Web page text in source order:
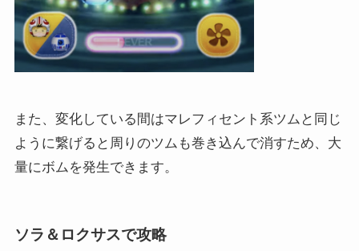
また、変化している間はマレフィセント系ツムと同じ
ように繋げると周りのツムも巻き込んで消すため、大
量にボムを発生できます。
ソラ＆ロクサスで攻略